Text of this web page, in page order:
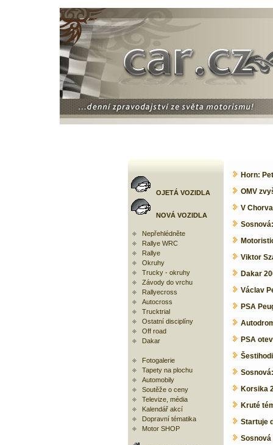
OJETÁ VOZIDLA
NOVÁ VOZIDLA
Nepřehlédněte
Rallye WRC
Rallye
Okruhy
Trucky - okruhy
Závody do vrchu
Rallyecross
Autocross
Trucktrial
Ostatní disciplíny
Off road
Dakar
Fotogalerie
Tapety na plochu
Automobily
Soutěže o ceny
Televize, média
Kalendář akcí
Dopravní tématika
Motor SHOP
Horn:
OMV
V
Viktor
Dakar
Václav
PSA
PSA
Korsika
Kruté
Startuje